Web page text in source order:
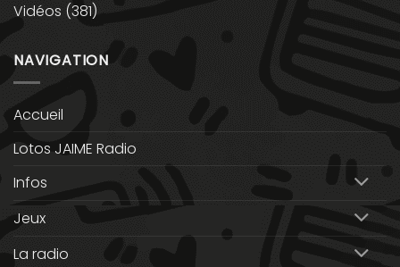
Vidéos (381)
NAVIGATION
Accueil
Lotos JAIME Radio
Infos
Jeux
La radio